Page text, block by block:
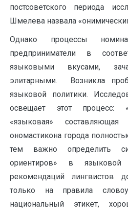
постсоветского периода
Шмелева назвала
Однако процессы
предприниматели в
языковыми вкусами,
элитарными. Возникла
языковой политики.
освещает этот процесс:
«языковая»
ономастикона города
тем важно определить
ориентиров» в языковой
рекомендаций лингвистов
только на правила
национальный этикет,